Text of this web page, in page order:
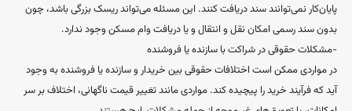
پایان‌کار نمی‌توانند سند دریافت کنند. این مسئله می‌تواند ریسک بزرگی باشد، چون
بدون سند رسمی امکان نقل و انتقال و یا دریافت وام مسکن وجود ندارد.
-مشکلات حقوقی در شراکت با سازنده یا فروشنده
در مواردی ممکن است اختلافات حقوقی بین خریدار و سازنده یا فروشنده به وجود
آید که فرآیند خرید را پیچیده کند. مواردی مانند تغییر قیمت ناگهانی، اختلاف بر سر